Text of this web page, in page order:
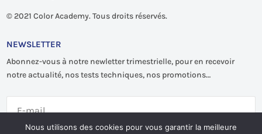
© 2021 Color Academy. Tous droits réservés.
NEWSLETTER
Abonnez-vous à notre newletter trimestrielle, pour en recevoir
notre actualité, nos tests techniques, nos promotions…
Nous utilisons des cookies pour vous garantir la meilleure